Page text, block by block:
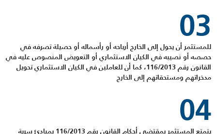
03
للمستثمر أن يحول إلى الخارج أرباحه أو رأسماله أو حصيلة تصرفه في
حصصه أو نصيبه في الكيان الاستثماري أو التعويض المنصوص عليه في
القانون رقم 116/2013، كما أن للعاملين في الكيان الاستثماري تحويل
مدخراتهم ومستحقاتهم إلى الخارج
04
يتمتع المستثمر بمقتضى أحكام القانون رقم 116/2013 بمبادئ سرية